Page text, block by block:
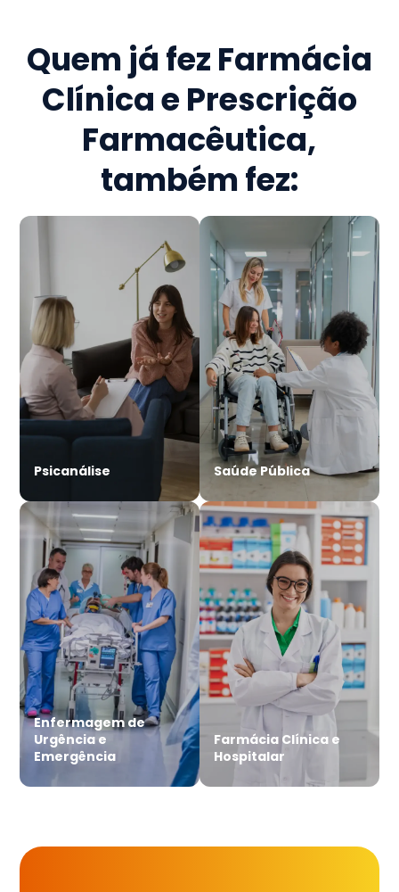
Quem já fez Farmácia
Clínica e Prescrição
Farmacêutica,
também fez:
Psicanálise Saúde Pública
Enfermagem de
Urgência e
Emergência
Farmácia Clínica e
Hospitalar